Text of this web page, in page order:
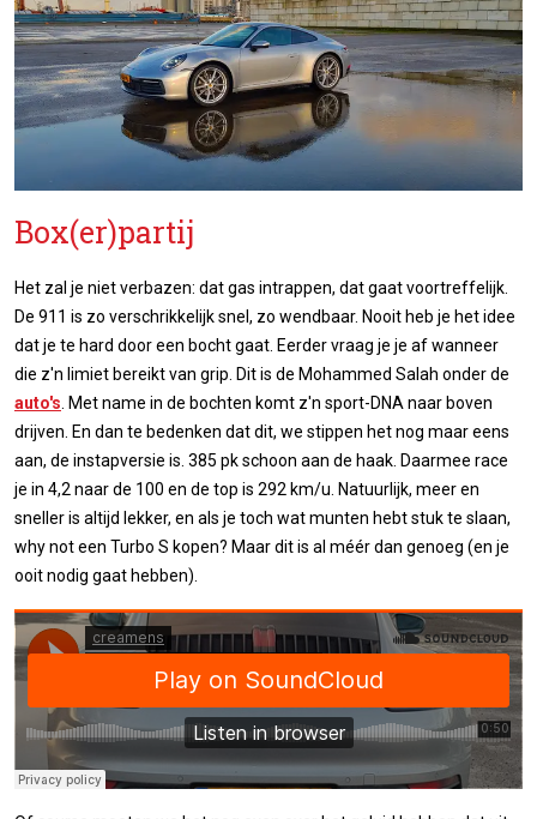
Box(er)partij
Het zal je niet verbazen: dat gas intrappen, dat gaat voortreffelijk.
De 911 is zo verschrikkelijk snel, zo wendbaar. Nooit heb je het idee
dat je te hard door een bocht gaat. Eerder vraag je je af wanneer
die z'n limiet bereikt van grip. Dit is de Mohammed Salah onder de
auto's. Met name in de bochten komt z'n sport-DNA naar boven
drijven. En dan te bedenken dat dit, we stippen het nog maar eens
aan, de instapversie is. 385 pk schoon aan de haak. Daarmee race
je in 4,2 naar de 100 en de top is 292 km/u. Natuurlijk, meer en
sneller is altijd lekker, en als je toch wat munten hebt stuk te slaan,
why not een Turbo S kopen? Maar dit is al méér dan genoeg (en je
ooit nodig gaat hebben).